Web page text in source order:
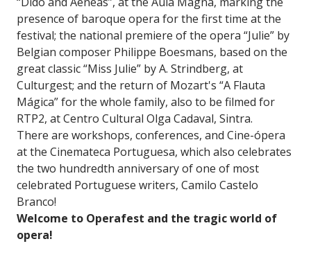
presence of baroque opera for the first time at the
festival; the national premiere of the opera “Julie” by
Belgian composer Philippe Boesmans, based on the
great classic “Miss Julie” by A. Strindberg, at
Culturgest; and the return of Mozart's “A Flauta
Mágica” for the whole family, also to be filmed for
RTP2, at Centro Cultural Olga Cadaval, Sintra.
There are workshops, conferences, and Cine-ópera
at the Cinemateca Portuguesa, which also celebrates
the two hundredth anniversary of one of most
celebrated Portuguese writers, Camilo Castelo
Branco!
Welcome to Operafest and the tragic world of
opera!